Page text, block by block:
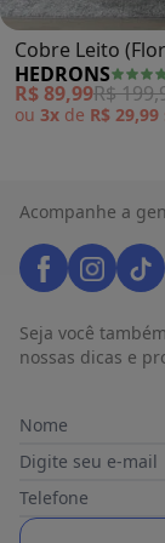
Cobre Leito
(Queen)) 1 Peça
HEDRONS
R$ 89,99R$
ou 3x de R$ 29,99
Acompanhe a
Seja você
nossas dicas e
Nome
Digite seu e-mail
Telefone